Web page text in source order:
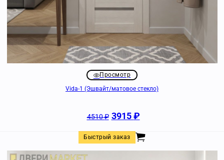
Просмотр
Vida-1 (Эшвайт/матовое стекло)
4510₽ 3915₽
Быстрый заказ